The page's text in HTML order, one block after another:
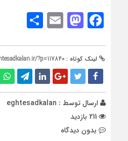
Facebook
Mastodon
Email
لینک کوتاه : ?p=117840
ارسال توسط : eghtesadkalan
بدون دیدگاه